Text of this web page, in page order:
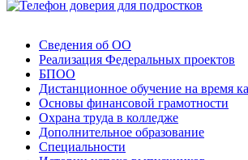
Сведения об ОО
Реализация Федеральных проектов
БПОО
Дистанционное обучение на время
Основы финансовой грамотности
Охрана труда в колледже
Дополнительное образование
Специальности